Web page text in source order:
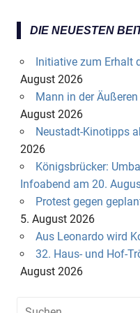
DIE NEUESTEN
Initiative zum Erhalt
August 2026
Mann in der
August 2026
Neustadt-Kinotipps
2026
Königsbrücker:
Infoabend am 20.
Protest gegen
5. August 2026
Aus Leonardo wird
32. Haus- und Hof-
August 2026